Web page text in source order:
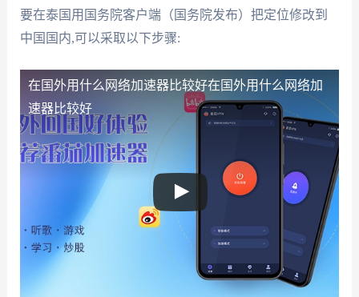
要在泰国用国务院客户端（国务院发布）把定位修改到
中国国内,可以采取以下步骤:
在国外用什么网络加速器比较好在国外用什么网络加
速器比较好